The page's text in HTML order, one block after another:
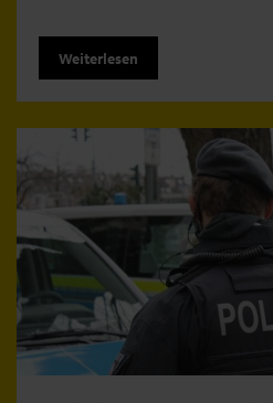
Weiterlesen